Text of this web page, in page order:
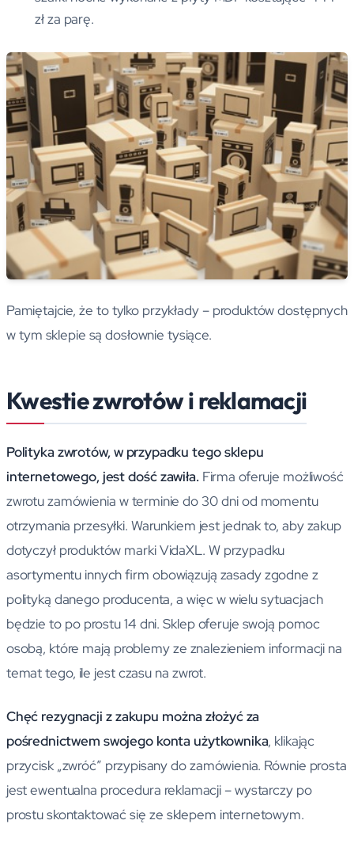
zł za parę.
Pamiętajcie, że to tylko przykłady – produktów dostępnych
w tym sklepie są dosłownie tysiące.
Kwestie zwrotów i reklamacji
Polityka zwrotów, w przypadku tego sklepu
internetowego, jest dość zawiła. Firma oferuje możliwość
zwrotu zamówienia w terminie do 30 dni od momentu
otrzymania przesyłki. Warunkiem jest jednak to, aby zakup
dotyczył produktów marki VidaXL. W przypadku
asortymentu innych firm obowiązują zasady zgodne z
polityką danego producenta, a więc w wielu sytuacjach
będzie to po prostu 14 dni. Sklep oferuje swoją pomoc
osobą, które mają problemy ze znalezieniem informacji na
temat tego, ile jest czasu na zwrot.
Chęć rezygnacji z zakupu można złożyć za
pośrednictwem swojego konta użytkownika, klikając
przycisk „zwróć” przypisany do zamówienia. Równie prosta
jest ewentualna procedura reklamacji – wystarczy po
prostu skontaktować się ze sklepem internetowym.